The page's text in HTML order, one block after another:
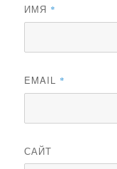
ИМЯ *
EMAIL *
САЙТ